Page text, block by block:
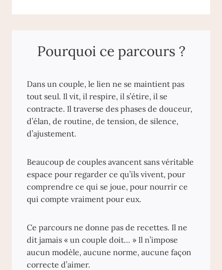
Pourquoi ce parcours ?
Dans un couple, le lien ne se maintient pas
tout seul. Il vit, il respire, il s’étire, il se
contracte. Il traverse des phases de douceur,
d’élan, de routine, de tension, de silence,
d’ajustement.
Beaucoup de couples avancent sans véritable
espace pour regarder ce qu’ils vivent, pour
comprendre ce qui se joue, pour nourrir ce
qui compte vraiment pour eux.
Ce parcours ne donne pas de recettes. Il ne
dit jamais « un couple doit… » Il n’impose
aucun modèle, aucune norme, aucune façon
correcte d’aimer.